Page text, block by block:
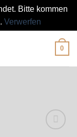
Bitte kommen
Verwerfen
0